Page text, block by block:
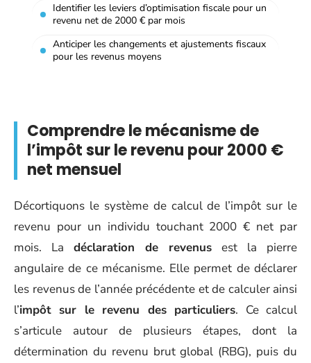
Identifier les leviers d’optimisation fiscale pour un
revenu net de 2000 € par mois
Anticiper les changements et ajustements fiscaux
pour les revenus moyens
Comprendre le mécanisme de
l’impôt sur le revenu pour 2000 €
net mensuel
Décortiquons le système de calcul de l’impôt sur le
revenu pour un individu touchant 2000 € net par
mois. La déclaration de revenus est la pierre
angulaire de ce mécanisme. Elle permet de déclarer
les revenus de l’année précédente et de calculer ainsi
l’impôt sur le revenu des particuliers. Ce calcul
s’articule autour de plusieurs étapes, dont la
détermination du revenu brut global (RBG), puis du